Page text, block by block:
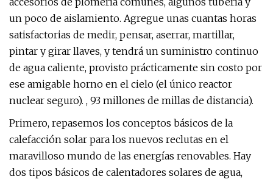
un poco de aislamiento. Agregue unas cuantas horas
satisfactorias de medir, pensar, aserrar, martillar,
pintar y girar llaves, y tendrá un suministro continuo
de agua caliente, provisto prácticamente sin costo por
ese amigable horno en el cielo (el único reactor
nuclear seguro). , 93 millones de millas de distancia).
Primero, repasemos los conceptos básicos de la
calefacción solar para los nuevos reclutas en el
maravilloso mundo de las energías renovables. Hay
dos tipos básicos de calentadores solares de agua,